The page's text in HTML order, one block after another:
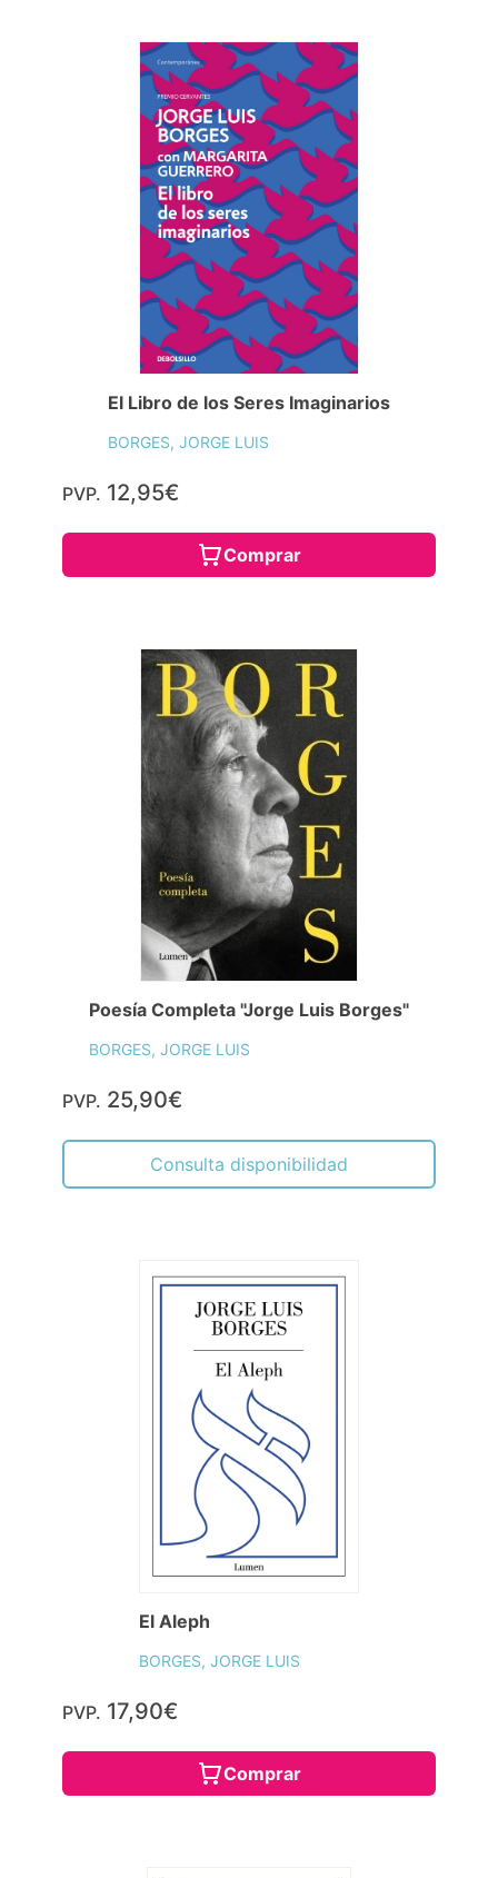
El Libro de los Seres Imaginarios
BORGES, JORGE LUIS
PVP. 12,95€
Comprar
Poesía Completa "Jorge Luis Borges"
BORGES, JORGE LUIS
PVP. 25,90€
Consulta disponibilidad
El Aleph
BORGES, JORGE LUIS
PVP. 17,90€
Comprar